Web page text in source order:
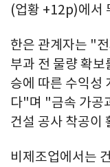
(업황 +12p)에서
한은 관계자는 "
부과 전 물량 확
승에 따른 수익성
다"며 "금속 가공
건설 공사 착공이
비제조업에서는